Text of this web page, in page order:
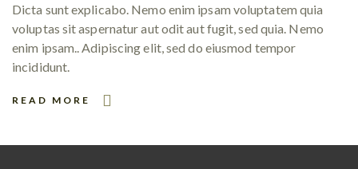
Dicta sunt explicabo. Nemo enim ipsam voluptatem quia
voluptas sit aspernatur aut odit aut fugit, sed quia. Nemo
enim ipsam.. Adipiscing elit, sed do eiusmod tempor
incididunt.
READ MORE